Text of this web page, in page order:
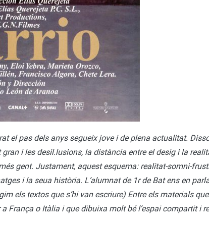
el pas dels anys segueix jove i de plena actualitat.
gran i les desil.lusions, la distància entre el desig i la
gent. Justament, aquest esquema: realitat-somni-
i la seua història. L’alumnat de 1r de Bat ens en
els textos que s’hi van escriure) Entre els materials
França o Itàlia i que dibuixa molt bé l’espai compartit i